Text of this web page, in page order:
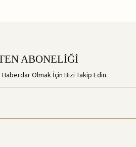
ABONELİĞİ
Haberdar Olmak İçin Bizi Takip Edin.